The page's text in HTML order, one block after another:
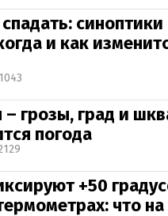
синоптики
и как
1043
грозы, град и
погода
+50
что на